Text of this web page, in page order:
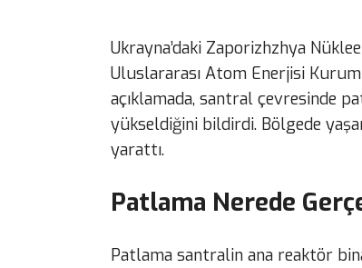
Ukrayna’daki Zaporizhzhya
Uluslararası Atom Enerjisi
açıklamada, santral çevresinde
yükseldiğini bildirdi. Bölgede
yarattı.
Patlama Nerede
Patlama santralin ana reaktör